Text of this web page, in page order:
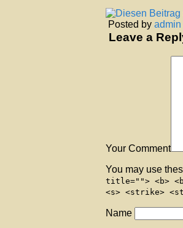
Posted by admin
Leave a
Your Comment
You may use
title=""> <b>
<s> <strike>
Name